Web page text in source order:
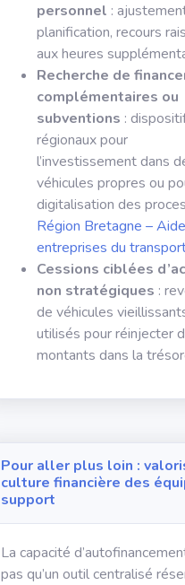
personnel :
planification, recours
aux heures
Recherche de
complémentaires ou
subventions :
régionaux pour
l’investissement dans
véhicules propres ou
digitalisation des
Région Bretagne –
entreprises du
Cessions ciblées
non stratégiques :
de véhicules
utilisés pour réinjecter
montants dans la
Pour aller plus loin :
culture financière des
support
La capacité
pas qu’un outil centralisé